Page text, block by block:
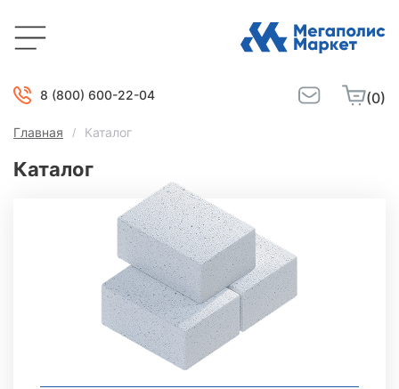
8 (800) 600-22-04 (0)
Главная Каталог
Каталог